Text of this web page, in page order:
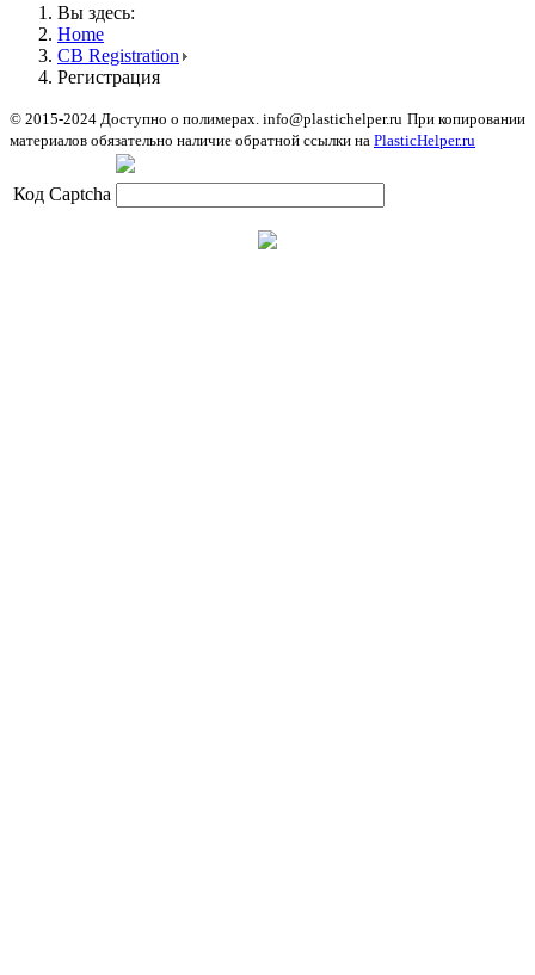
Вы здесь:
Home
CB Registration
Регистрация
© 2015-2024 Доступно о полимерах. info@plastichelper.ru При копировании
материалов обязательно наличие обратной ссылки на PlasticHelper.ru
Код Captcha